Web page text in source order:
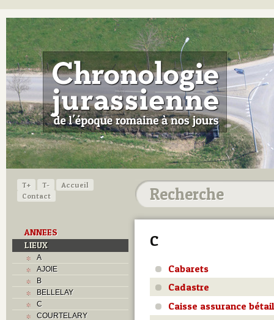
T+ T-
Accueil
Contact
ANNEES
LIEUX
A
AJOIE
B
BELLELAY
C
COURTELARY
C
Cabarets
Cadastre
Caisse assurance bétail